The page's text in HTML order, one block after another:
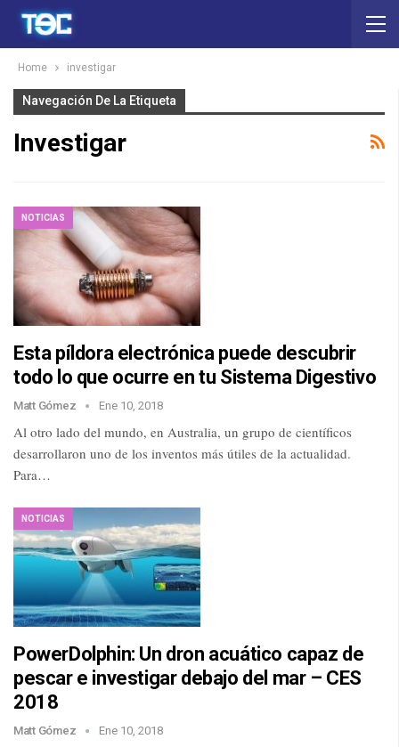
Home investigar
Navegación De La Etiqueta
Investigar
NOTICIAS
Esta píldora electrónica puede descubrir
todo lo que ocurre en tu Sistema Digestivo
Matt Gómez Ene 10, 2018
Al otro lado del mundo, en Australia, un grupo de científicos
desarrollaron uno de los inventos más útiles de la actualidad.
Para…
NOTICIAS
PowerDolphin: Un dron acuático capaz de
pescar e investigar debajo del mar – CES
2018
Matt Gómez Ene 10, 2018